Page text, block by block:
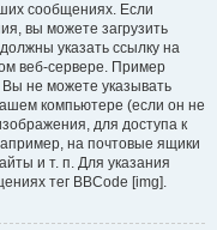
сообщениях. Если
вы можете загрузить
указать ссылку на
веб-сервере. Пример
не можете указывать
компьютере (если он не
для доступа к
на почтовые ящики
и т. п. Для указания
тег BBCode [img].